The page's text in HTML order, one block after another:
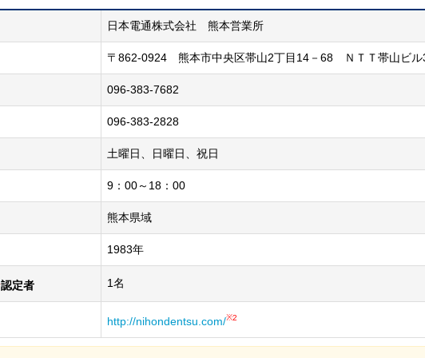
日本電通株式会社 熊本営業所
〒862-0924 熊本市中央区帯山2丁目14－68 ＮＴＴ帯山ビル
096-383-7682
096-383-2828
土曜日、日曜日、祝日
9：00～18：00
熊本県域
1983年
認定者 1名
http://nihondentsu.com/※2